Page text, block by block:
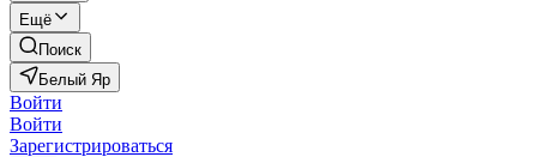
Ещё
Поиск
Белый Яр
Войти
Войти
Зарегистрироваться